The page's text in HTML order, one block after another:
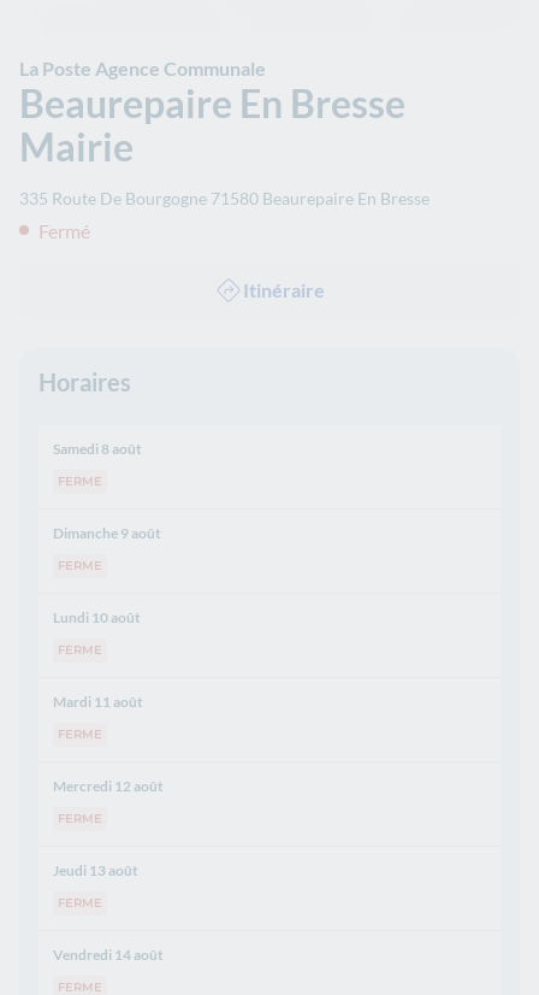
La Poste Agence Communale
Beaurepaire En Bresse
Mairie
335 Route De Bourgogne 71580 Beaurepaire En Bresse
Fermé
Itinéraire
Horaires
Samedi 8 août
FERME
Dimanche 9 août
FERME
Lundi 10 août
FERME
Mardi 11 août
FERME
Mercredi 12 août
FERME
Jeudi 13 août
FERME
Vendredi 14 août
FERME